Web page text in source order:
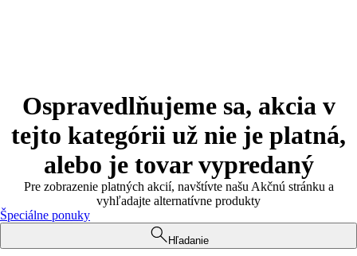
Ospravedlňujeme sa, akcia v
tejto kategórii už nie je platná,
alebo je tovar vypredaný
Pre zobrazenie platných akcií, navštívte našu Akčnú stránku a
vyhľadajte alternatívne produkty
Špeciálne ponuky
Hľadanie